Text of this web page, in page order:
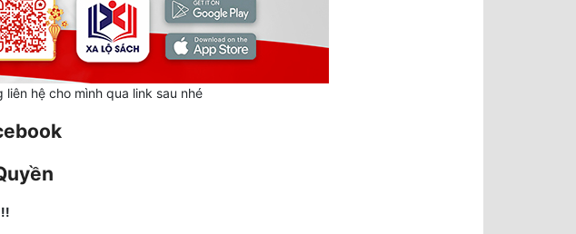
hệ cho mình qua link sau nhé